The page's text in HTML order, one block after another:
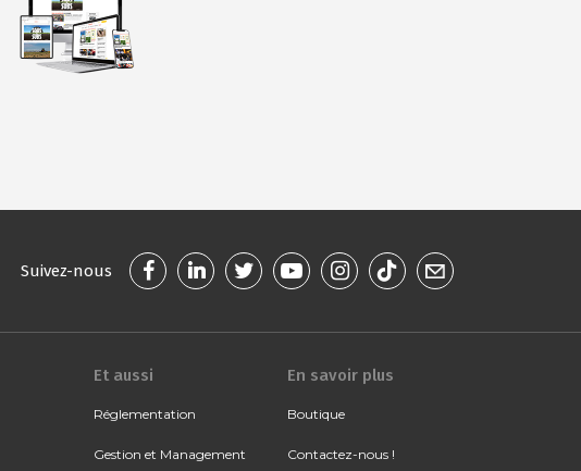
Suivez-nous
Et aussi
Réglementation
Gestion et Management
En savoir plus
Boutique
Contactez-nous !